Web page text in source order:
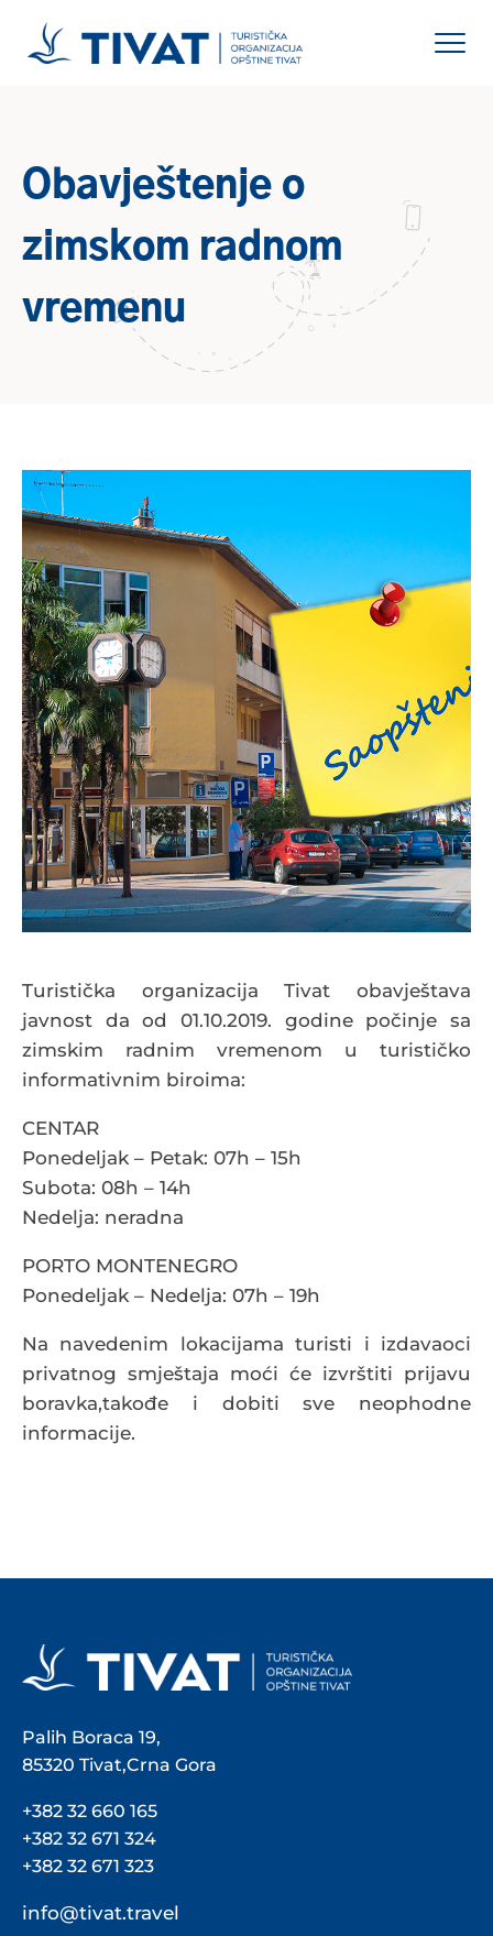
Obavještenje o
zimskom radnom
vremenu
Turistička organizacija Tivat obavještava
javnost da od 01.10.2019. godine počinje sa
zimskim radnim vremenom u turističko
informativnim biroima:
CENTAR
Ponedeljak – Petak: 07h – 15h
Subota: 08h – 14h
Nedelja: neradna
PORTO MONTENEGRO
Ponedeljak – Nedelja: 07h – 19h
Na navedenim lokacijama turisti i izdavaoci
privatnog smještaja moći će izvrštiti prijavu
boravka,takođe i dobiti sve neophodne
informacije.
Palih Boraca 19,
85320 Tivat,Crna Gora
+382 32 660 165
+382 32 671 324
+382 32 671 323
info@tivat.travel